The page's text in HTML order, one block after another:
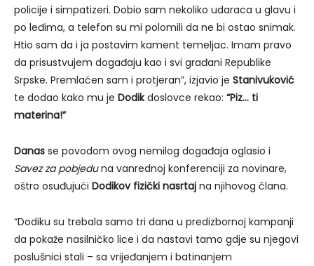
policije i simpatizeri. Dobio sam nekoliko udaraca u glavu i
po leđima, a telefon su mi polomili da ne bi ostao snimak.
Htio sam da i ja postavim kament temeljac. Imam pravo
da prisustvujem događaju kao i svi građani Republike
Srpske. Premlaćen sam i protjeran”, izjavio je Stanivuković
te dodao kako mu je Dodikdoslovce rekao: “Piz… ti
materina!”
Danas se povodom ovog nemilog događaja oglasio i
Savez za pobjeduna vanrednoj konferenciji za novinare,
oštro osuđujući Dodikov fizički nasrtaj na njihovog člana.
“Dodiku su trebala samo tri dana u predizbornoj kampanji
da pokaže nasilničko lice i da nastavi tamo gdje su njegovi
poslušnici stali – sa vrijeđanjem i batinanjem